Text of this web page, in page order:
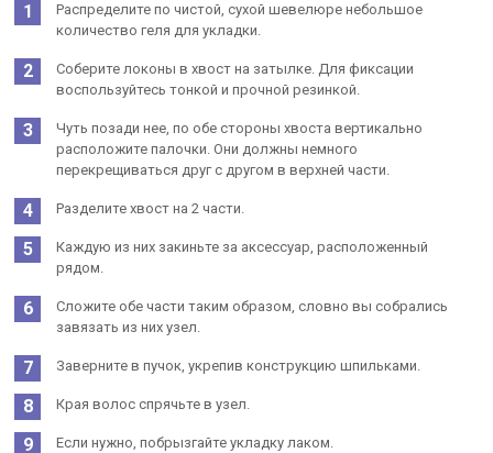
Распределите по чистой, сухой шевелюре небольшое
количество геля для укладки.
Соберите локоны в хвост на затылке. Для фиксации
воспользуйтесь тонкой и прочной резинкой.
Чуть позади нее, по обе стороны хвоста вертикально
расположите палочки. Они должны немного
перекрещиваться друг с другом в верхней части.
Разделите хвост на 2 части.
Каждую из них закиньте за аксессуар, расположенный
рядом.
Сложите обе части таким образом, словно вы собрались
завязать из них узел.
Заверните в пучок, укрепив конструкцию шпильками.
Края волос спрячьте в узел.
Если нужно, побрызгайте укладку лаком.